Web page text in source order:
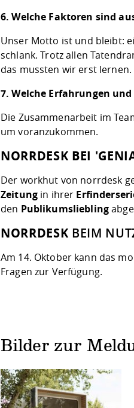
6. Welche Faktoren sind
Unser Motto ist und bleibt:
schlank. Trotz allen
das mussten wir erst lernen.
7. Welche Erfahrungen
Die Zusammenarbeit im
um voranzukommen.
NORRDESK BEI
Der workhut von norrdesk
Zeitungin ihrer
den Publikumsliebling
NORRDESK BEIM
Am 14. Oktober kann das
Fragen zur Verfügung.
Bilder zur